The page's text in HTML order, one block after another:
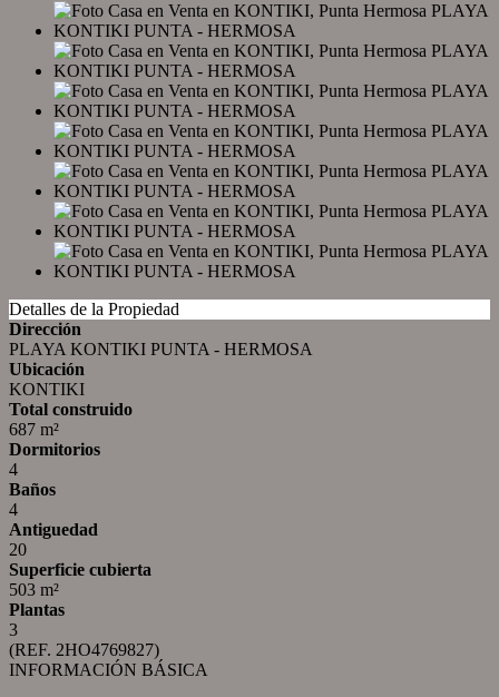
Detalles de la Propiedad
Dirección
PLAYA KONTIKI PUNTA - HERMOSA
Ubicación
KONTIKI
Total construido
687 m²
Dormitorios
4
Baños
4
Antiguedad
20
Superficie cubierta
503 m²
Plantas
3
(REF. 2HO4769827)
INFORMACIÓN BÁSICA